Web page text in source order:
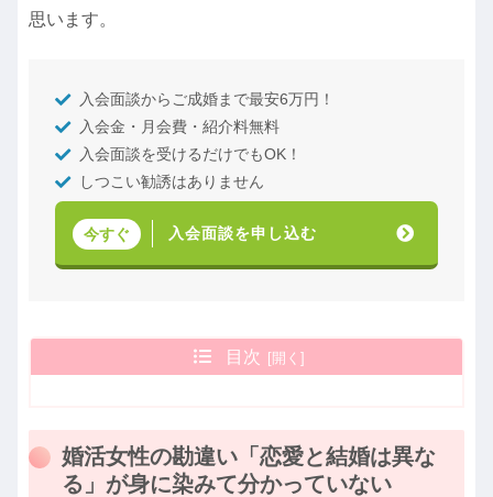
思います。
入会面談からご成婚まで最安6万円！
入会金・月会費・紹介料無料
入会面談を受けるだけでもOK！
しつこい勧誘はありません
今すぐ 入会面談を申し込む
目次
婚活女性の勘違い「恋愛と結婚は異な
る」が身に染みて分かっていない